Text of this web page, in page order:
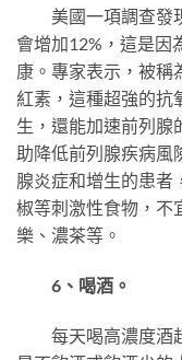
美國一項調查發現
會增加12%，這是因
康。專家表示，被稱
紅素，這種超強的抗
生，還能加速前列腺
助降低前列腺疾病風
腺炎症和增生的患者
椒等刺激性食物，不
樂、濃茶等。
6、喝酒。
每天喝高濃度酒超